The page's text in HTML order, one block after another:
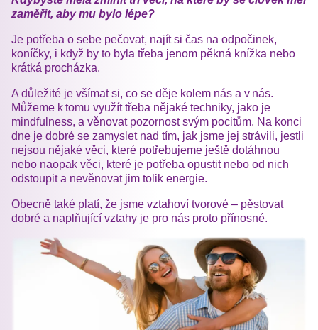
zaměřit, aby mu bylo lépe?
Je potřeba o sebe pečovat, najít si čas na odpočinek,
koníčky, i když by to byla třeba jenom pěkná knížka nebo
krátká procházka.
A důležité je všímat si, co se děje kolem nás a v nás.
Můžeme k tomu využít třeba nějaké techniky, jako je
mindfulness, a věnovat pozornost svým pocitům. Na konci
dne je dobré se zamyslet nad tím, jak jsme jej strávili, jestli
nejsou nějaké věci, které potřebujeme ještě dotáhnou
nebo naopak věci, které je potřeba opustit nebo od nich
odstoupit a nevěnovat jim tolik energie.
Obecně také platí, že jsme vztahoví tvorové – pěstovat
dobré a naplňující vztahy je pro nás proto přínosné.